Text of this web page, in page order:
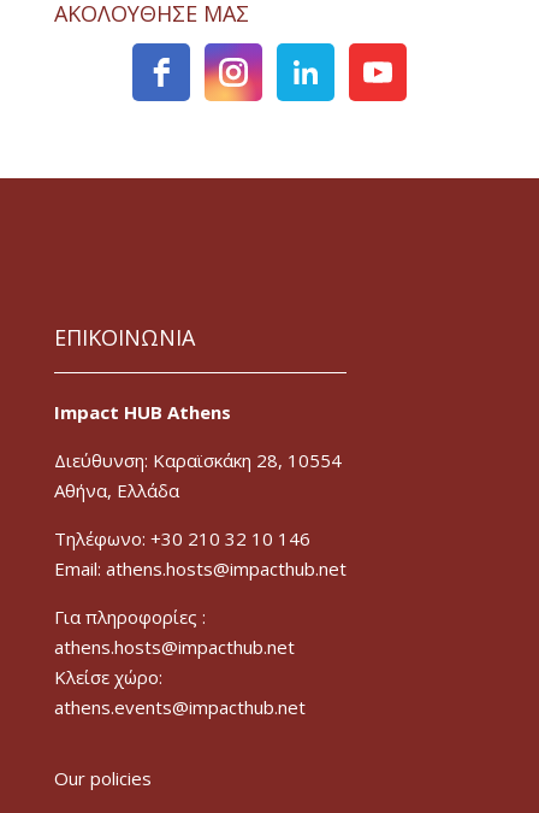
ΑΚΟΛΟΥΘΗΣΕ ΜΑΣ
ΕΠΙΚΟΙΝΩΝΙΑ
Impact HUB Athens
Διεύθυνση: Καραϊσκάκη 28, 10554
Αθήνα, Ελλάδα
Τηλέφωνο: +30 210 32 10 146
Email: athens.hosts@impacthub.net
Για πληροφορίες :
athens.hosts@impacthub.net
Κλείσε χώρο:
athens.events@impacthub.net
Our policies